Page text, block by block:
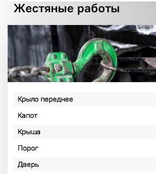
Жестяные работы
Крыло переднее
Капот
Крыша
Порог
Дверь